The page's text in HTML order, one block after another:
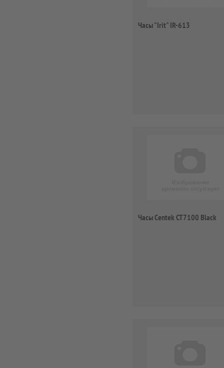
Часы "Irit" IR-613
Часы Centek CT7100 Black